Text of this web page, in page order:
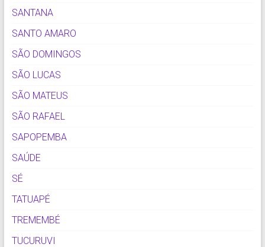
SANTANA
SANTO AMARO
SÃO DOMINGOS
SÃO LUCAS
SÃO MATEUS
SÃO RAFAEL
SAPOPEMBA
SAÚDE
SÉ
TATUAPÉ
TREMEMBÉ
TUCURUVI